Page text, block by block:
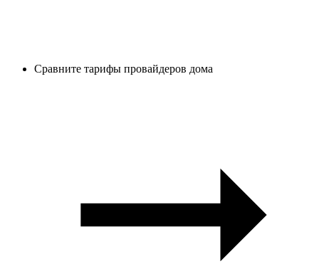
Сравните тарифы провайдеров дома